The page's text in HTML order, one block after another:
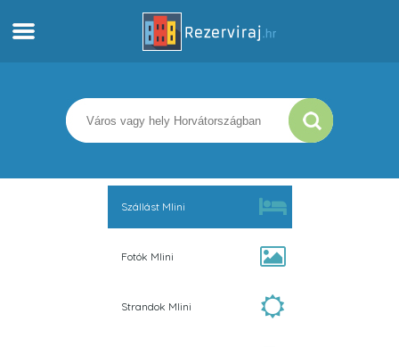
Apartmanok
Turista információ
Szállást Mlini
Fotók Mlini
Strandok Mlini